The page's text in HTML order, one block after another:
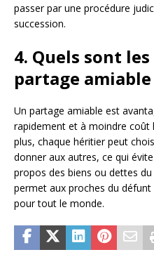
passer par une procédure
succession.
4. Quels sont
partage amiable
Un partage amiable est
rapidement et à moindre coût
plus, chaque héritier peut
donner aux autres, ce qui
propos des biens ou dettes
permet aux proches du
pour tout le monde.